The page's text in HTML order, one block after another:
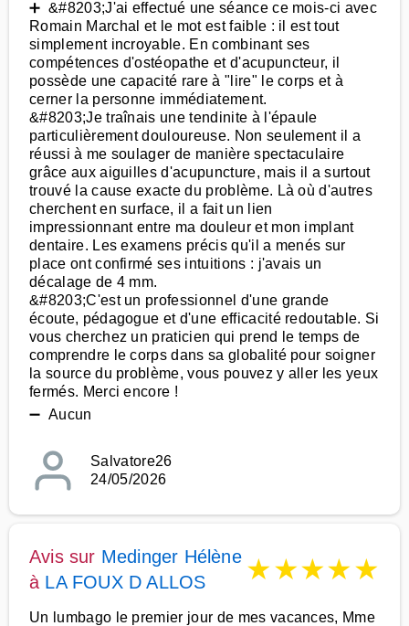
➕ &#8203;J'ai effectué une séance ce mois-ci avec
Romain Marchal et le mot est faible : il est tout
simplement incroyable. En combinant ses
compétences d'ostéopathe et d'acupuncteur, il
possède une capacité rare à "lire" le corps et à
cerner la personne immédiatement.
&#8203;Je traînais une tendinite à l'épaule
particulièrement douloureuse. Non seulement il a
réussi à me soulager de manière spectaculaire
grâce aux aiguilles d'acupuncture, mais il a surtout
trouvé la cause exacte du problème. Là où d'autres
cherchent en surface, il a fait un lien
impressionnant entre ma douleur et mon implant
dentaire. Les examens précis qu'il a menés sur
place ont confirmé ses intuitions : j'avais un
décalage de 4 mm.
&#8203;C'est un professionnel d'une grande
écoute, pédagogue et d'une efficacité redoutable. Si
vous cherchez un praticien qui prend le temps de
comprendre le corps dans sa globalité pour soigner
la source du problème, vous pouvez y aller les yeux
fermés. Merci encore !
➖ Aucun
Salvatore26
24/05/2026
Avis sur Medinger Hélène
à LA FOUX D ALLOS ★★★★★
Un lumbago le premier jour de mes vacances, Mme